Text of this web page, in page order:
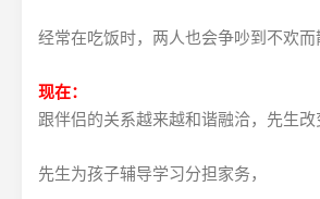
经常在吃饭时，两人也会争吵到不欢
现在：
跟伴侣的关系越来越和谐融洽，先生改
先生为孩子辅导学习分担家务，